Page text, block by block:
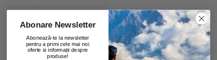
Abonare Newsletter
Abonează-te la newsletter
pentru a primi cele mai noi
oferte si informații despre
produse!